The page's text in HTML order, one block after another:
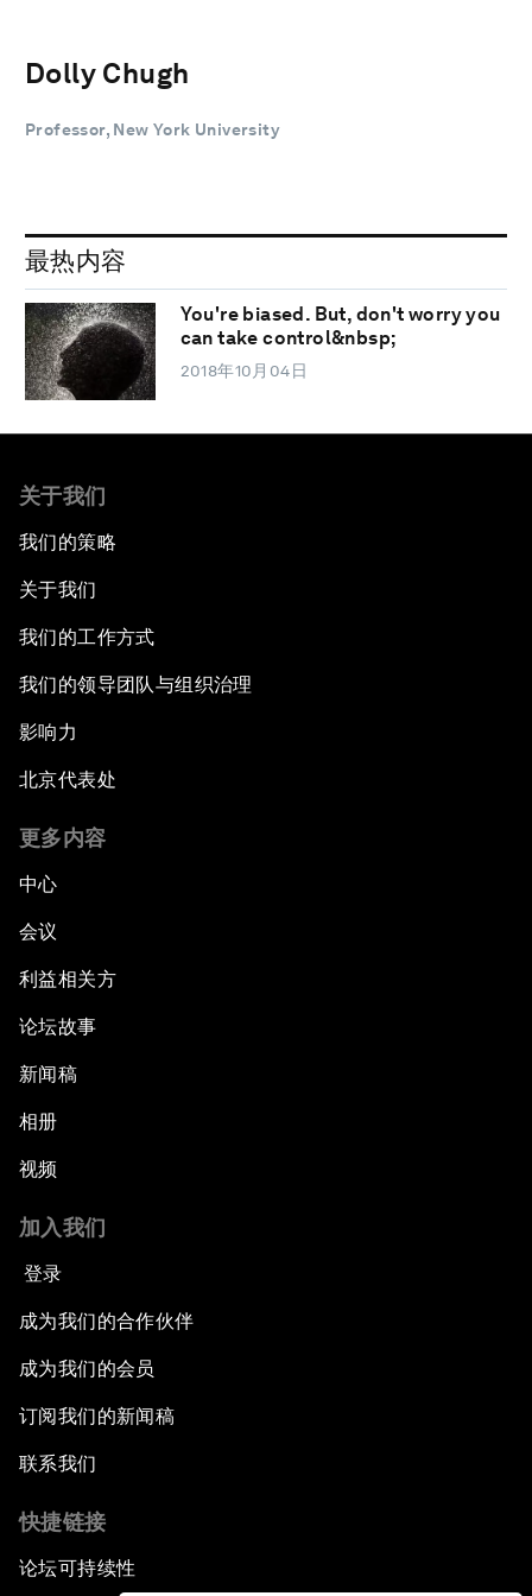
Dolly Chugh
Professor, New York University
最热内容
You're biased. But, don't worry you
can take control&nbsp;
2018年10月04日
关于我们
我们的策略
关于我们
我们的工作方式
我们的领导团队与组织治理
影响力
北京代表处
更多内容
中心
会议
利益相关方
论坛故事
新闻稿
相册
视频
加入我们
登录
成为我们的合作伙伴
成为我们的会员
订阅我们的新闻稿
联系我们
快捷链接
论坛可持续性